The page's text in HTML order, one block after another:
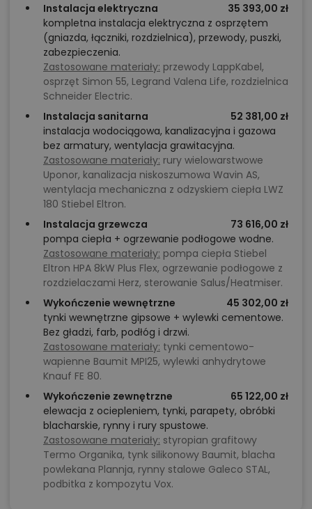
Instalacja elektryczna
35 393,00 zł
kompletna instalacja elektryczna z osprzętem
(gniazda, łączniki, rozdzielnica), przewody, puszki,
zabezpieczenia.
Zastosowane materiały: przewody LappKabel,
osprzęt Simon 55, Legrand Valena Life, rozdzielnica
Schneider Electric.
Instalacja sanitarna
52 381,00 zł
instalacja wodociągowa, kanalizacyjna i gazowa
bez armatury, wentylacja grawitacyjna.
Zastosowane materiały: rury wielowarstwowe
Uponor, kanalizacja niskoszumowa Wavin AS,
wentylacja mechaniczna z odzyskiem ciepła LWZ
180 Stiebel Eltron.
Instalacja grzewcza
73 616,00 zł
pompa ciepła + ogrzewanie podłogowe wodne.
Zastosowane materiały: pompa ciepła Stiebel
Eltron HPA 8kW Plus Flex, ogrzewanie podłogowe z
rozdzielaczami Herz, sterowanie Salus/Heatmiser.
Wykończenie wewnętrzne
45 302,00 zł
tynki wewnętrzne gipsowe + wylewki cementowe.
Bez gładzi, farb, podłóg i drzwi.
Zastosowane materiały: tynki cementowo-
wapienne Baumit MPI25, wylewki anhydrytowe
Knauf FE 80.
Wykończenie zewnętrzne
65 122,00 zł
elewacja z ociepleniem, tynki, parapety, obróbki
blacharskie, rynny i rury spustowe.
Zastosowane materiały: styropian grafitowy
Termo Organika, tynk silikonowy Baumit, blacha
powlekana Plannja, rynny stalowe Galeco STAL,
podbitka z kompozytu Vox.